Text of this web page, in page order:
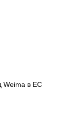
Weima в ЕС